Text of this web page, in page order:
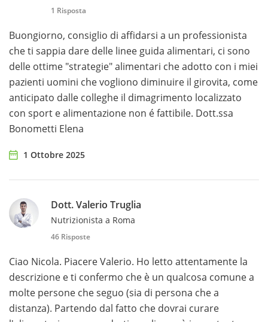
1 Risposta
Buongiorno, consiglio di affidarsi a un professionista
che ti sappia dare delle linee guida alimentari, ci sono
delle ottime "strategie" alimentari che adotto con i miei
pazienti uomini che vogliono diminuire il girovita, come
anticipato dalle colleghe il dimagrimento localizzato
con sport e alimentazione non é fattibile. Dott.ssa
Bonometti Elena
1 Ottobre 2025
Dott. Valerio Truglia
Nutrizionista a Roma
46 Risposte
Ciao Nicola. Piacere Valerio. Ho letto attentamente la
descrizione e ti confermo che è un qualcosa comune a
molte persone che seguo (sia di persona che a
distanza). Partendo dal fatto che dovrai curare